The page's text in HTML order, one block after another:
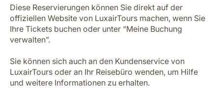
Diese Reservierungen können Sie direkt auf der
offiziellen Website von LuxairTours machen, wenn Sie
Ihre Tickets buchen oder unter “Meine Buchung
verwalten”.
Sie können sich auch an den Kundenservice von
LuxairTours oder an Ihr Reisebüro wenden, um Hilfe
und weitere Informationen zu erhalten.